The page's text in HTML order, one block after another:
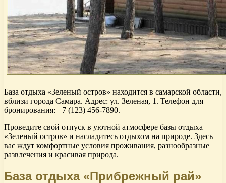
База отдыха «Зеленый остров» находится в самарской области,
вблизи города Самара. Адрес: ул. Зеленая, 1. Телефон для
бронирования: +7 (123) 456-7890.
Проведите свой отпуск в уютной атмосфере базы отдыха
«Зеленый остров» и насладитесь отдыхом на природе. Здесь
вас ждут комфортные условия проживания, разнообразные
развлечения и красивая природа.
База отдыха «Прибрежный рай»